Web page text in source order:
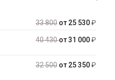
33 800 от 25 530₽
40 430от 31 000₽
32 500 от 25 350₽